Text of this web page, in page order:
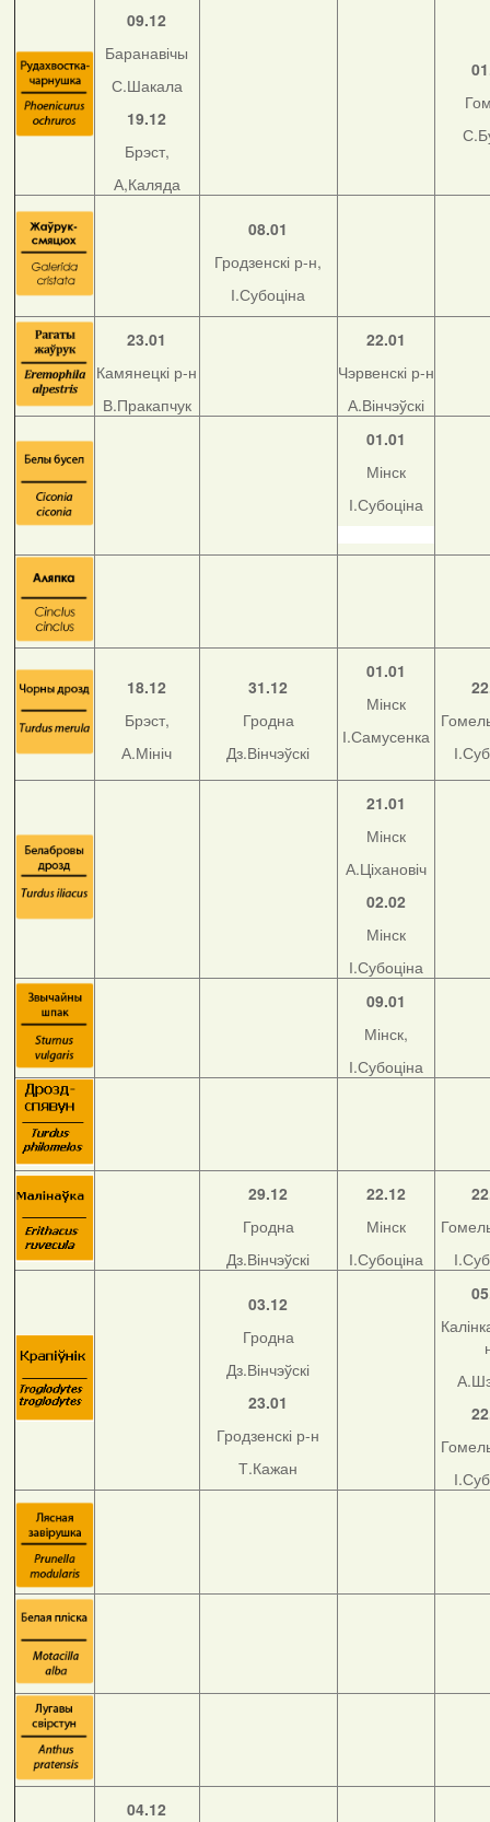
09.12
Баранавічы
С.Шакала
19.12
Брэст,
А,Каляда
08.01
Гродзенскі р-н,
І.Субоціна
23.01
Камянецкі р-н
В.Пракапчук
22.01
Чэрвенскі р-н
А.Вінчэўскі
01.01
Мінск
І.Субоціна
18.12
Брэст,
А.Мініч
31.12
Гродна
Дз.Вінчэўскі
01.01
Мінск
І.Самусенка
21.01
Мінск
А.Ціхановіч
02.02
Мінск
І.Субоціна
09.01
Мінск,
І.Субоціна
29.12
Гродна
Дз.Вінчэўскі
22.12
Мінск
І.Субоціна
03.12
Гродна
Дз.Вінчэўскі
23.01
Гродзенскі р-н
Т.Кажан
04.12